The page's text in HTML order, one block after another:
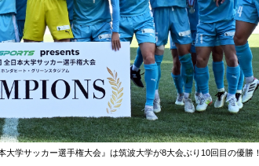
⼤学サッカー選⼿権⼤会』は筑波大学が8大会ぶり10回目の優勝！